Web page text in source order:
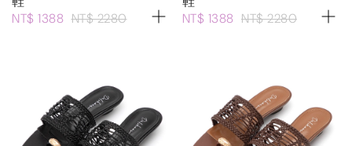
NT$ 1388 NT$ 2280
NT$ 1388 NT$ 2280